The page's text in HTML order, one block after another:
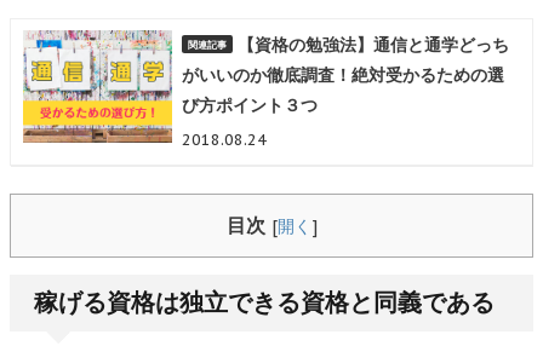
【資格の勉強法】通信と通学どっち
がいいのか徹底調査！絶対受かるための選
び方ポイント３つ
2018.08.24
目次 [開く ]
稼げる資格は独立できる資格と同義である